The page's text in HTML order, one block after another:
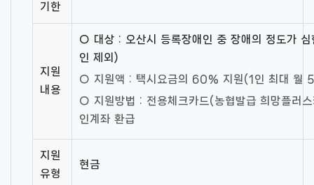
기한
지원
내용
○ 대상 : 오산시 등록장애인 중 장애의 정도가
인 제외)
○ 지원액 : 택시요금의 60% 지원(1인 최대 월
○ 지원방법 : 전용체크카드(농협발급 희망플러
인계좌 환급
지원
유형
현금